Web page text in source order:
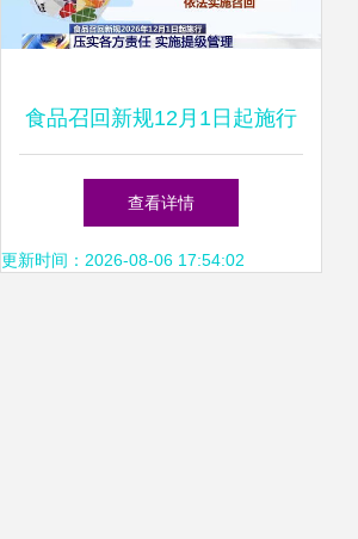
食品召回新规12月1日起施行
时限压缩、惩戒升级，为舌尖
安全再上“紧箍咒”
查看详情
更新时间：2026-08-06 17:54:02